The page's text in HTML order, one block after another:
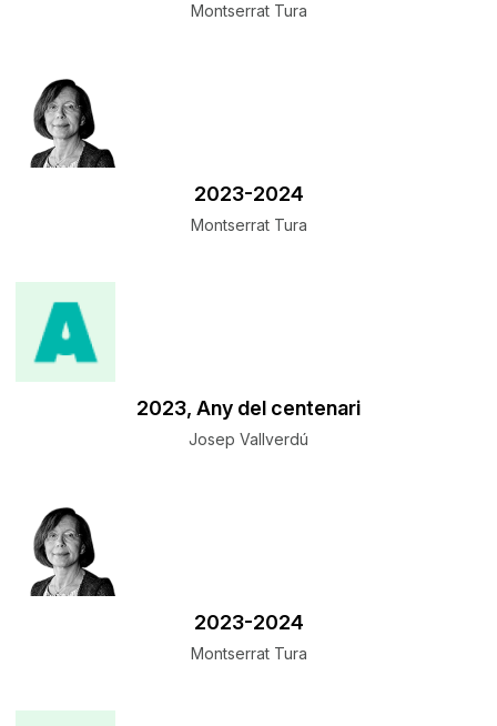
Montserrat Tura
​2023-2024
Montserrat Tura
​2023, Any del centenari
Josep Vallverdú
​2023-2024
Montserrat Tura